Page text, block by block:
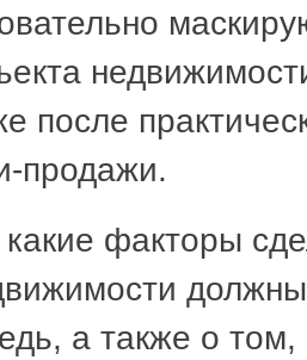
после
продажи.
факторы
а также о том,